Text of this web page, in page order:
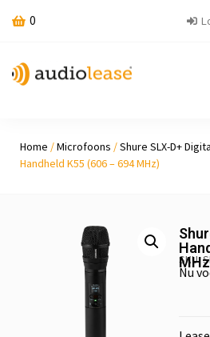
0
Home /Microfoons /Shure SLX-D+
Handheld K55 (606 – 694 MHz)
SKU:
Nu